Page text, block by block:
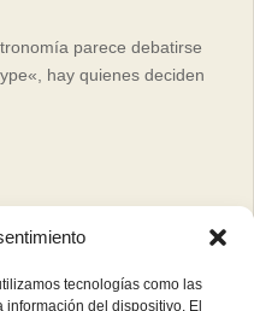
tecnologías como las
del dispositivo. El
parece debatirse
hay quienes deciden